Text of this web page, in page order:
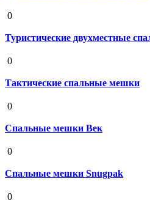
0
Туристические двухместные
0
Тактические спальные мешки
0
Спальные мешки Век
0
Спальные мешки Snugpak
0